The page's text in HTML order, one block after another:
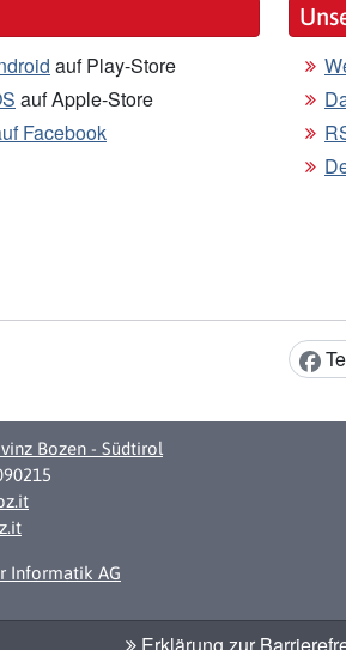
auf Play-Store
auf Apple-Store
Facebook
Inhalt
Bozen - Südtirol
Informatik AG